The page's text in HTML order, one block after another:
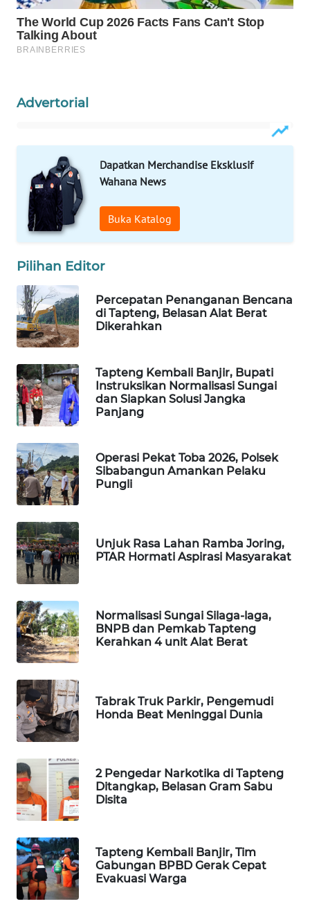
Advertorial
Dapatkan Merchandise Eksklusif
Wahana News
Buka Katalog
Pilihan Editor
Percepatan Penanganan Bencana
di Tapteng, Belasan Alat Berat
Dikerahkan
Tapteng Kembali Banjir, Bupati
Instruksikan Normalisasi Sungai
dan Siapkan Solusi Jangka
Panjang
Operasi Pekat Toba 2026, Polsek
Sibabangun Amankan Pelaku
Pungli
Unjuk Rasa Lahan Ramba Joring,
PTAR Hormati Aspirasi Masyarakat
Normalisasi Sungai Silaga-laga,
BNPB dan Pemkab Tapteng
Kerahkan 4 unit Alat Berat
Tabrak Truk Parkir, Pengemudi
Honda Beat Meninggal Dunia
2 Pengedar Narkotika di Tapteng
Ditangkap, Belasan Gram Sabu
Disita
Tapteng Kembali Banjir, Tim
Gabungan BPBD Gerak Cepat
Evakuasi Warga
PORTAL
KONSUMEN
FORJASIDA
TAMBANG
NEWS
SITUNGIR
SIDIKALANG
NEWS
SIBARAGAS
METRO
SIANTAR
NEWS
METRO
MEDAN
NEWS
METRO
JAKARTA
NEWS
NEWS
KARING
NEWS
JURNAL
MARITIM
NEWS
GARONGGANG
NEWS
FISUELRI
ID
ENERGI